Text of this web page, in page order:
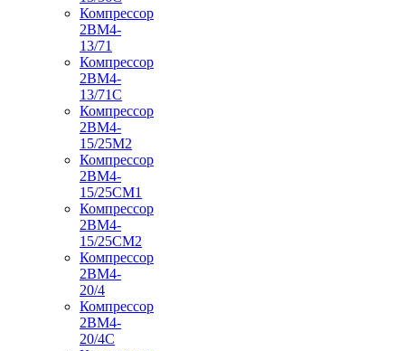
Компрессор
2ВМ4-
13/71
Компрессор
2ВМ4-
13/71С
Компрессор
2ВМ4-
15/25М2
Компрессор
2ВМ4-
15/25СМ1
Компрессор
2ВМ4-
15/25СМ2
Компрессор
2ВМ4-
20/4
Компрессор
2ВМ4-
20/4С